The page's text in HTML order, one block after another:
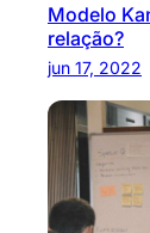
Modelo
relação?
jun 17, 2022